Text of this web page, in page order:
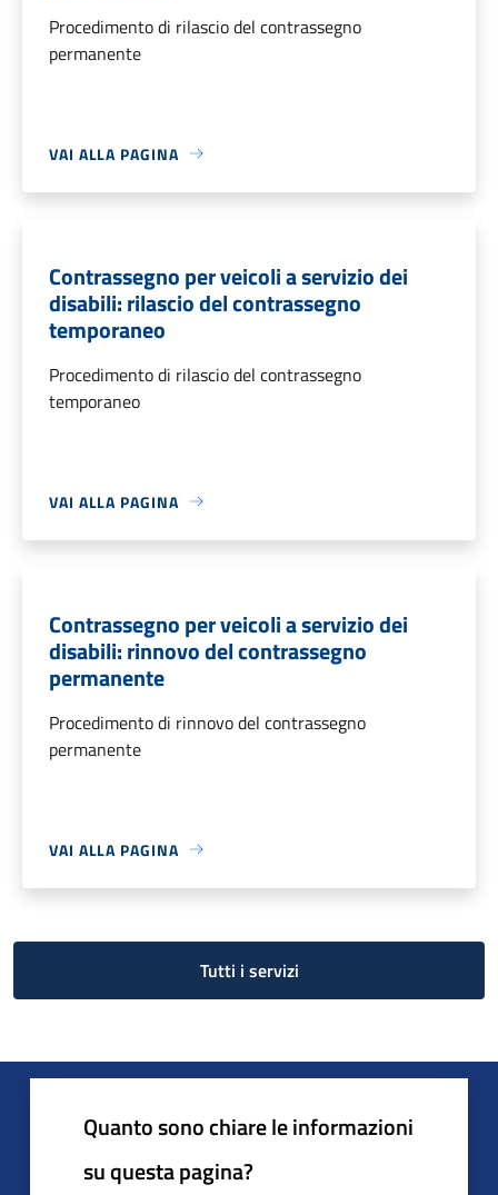
Procedimento di rilascio del contrassegno
permanente
VAI ALLA PAGINA
Contrassegno per veicoli a servizio dei
disabili: rilascio del contrassegno
temporaneo
Procedimento di rilascio del contrassegno
temporaneo
VAI ALLA PAGINA
Contrassegno per veicoli a servizio dei
disabili: rinnovo del contrassegno
permanente
Procedimento di rinnovo del contrassegno
permanente
VAI ALLA PAGINA
Tutti i servizi
Quanto sono chiare le informazioni
su questa pagina?